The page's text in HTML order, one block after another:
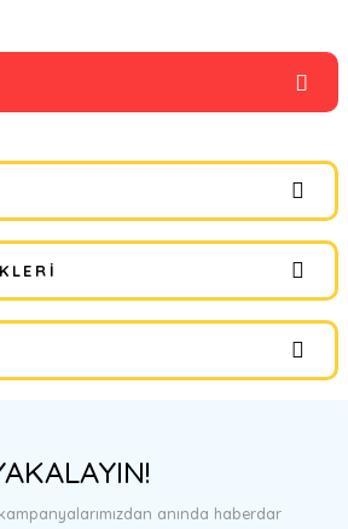
ilk yorumu siz yapın!
Yorum Yaz
teşekkür ederiz.
anında haberdar